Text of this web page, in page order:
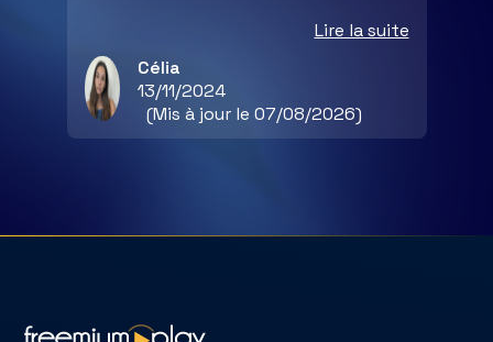
Lire la suite
Célia
13/11/2024
(Mis à jour le 07/08/2026)